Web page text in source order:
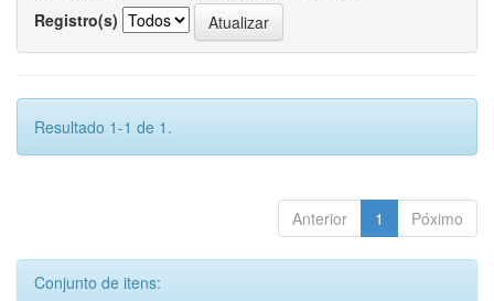
Registro(s)
Resultado 1-1 de 1.
Anterior 1 Póximo
Conjunto de itens: